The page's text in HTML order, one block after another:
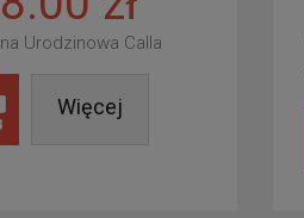
Urodzinowa Calla
Więcej